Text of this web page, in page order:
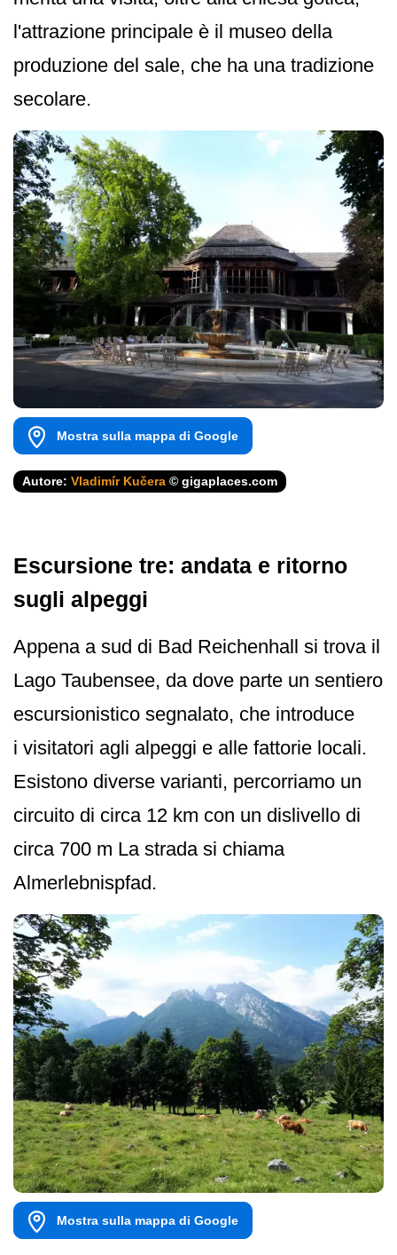
l'attrazione principale è il museo della
produzione del sale, che ha una tradizione
secolare.
Mostra sulla mappa di Google
Autore: Vladimír Kučera © gigaplaces.com
Escursione tre: andata e ritorno
sugli alpeggi
Appena a sud di Bad Reichenhall si trova il
Lago Taubensee, da dove parte un sentiero
escursionistico segnalato, che introduce
i visitatori agli alpeggi e alle fattorie locali.
Esistono diverse varianti, percorriamo un
circuito di circa 12 km con un dislivello di
circa 700 m La strada si chiama
Almerlebnispfad.
Mostra sulla mappa di Google